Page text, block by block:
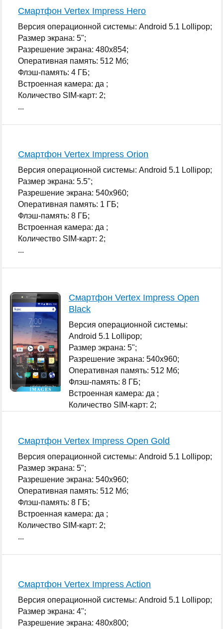
Смартфон Vertex Impress Hero
Версия операционной системы: Android 5.1 Lollipop;
Размер экрана: 5";
Разрешение экрана: 480x854;
Оперативная память: 512 Мб;
Флэш-память: 4 ГБ;
Встроенная камера: да ;
Количество SIM-карт: 2;
...
Смартфон Vertex Impress Orion
Версия операционной системы: Android 5.1 Lollipop;
Размер экрана: 5.5";
Разрешение экрана: 540x960;
Оперативная память: 1 ГБ;
Флэш-память: 8 ГБ;
Встроенная камера: да ;
Количество SIM-карт: 2;
...
Смартфон Vertex Impress Open
Black
Версия операционной системы:
Android 5.1 Lollipop;
Размер экрана: 5";
Разрешение экрана: 540x960;
Оперативная память: 512 Мб;
Флэш-память: 8 ГБ;
Встроенная камера: да ;
Количество SIM-карт: 2;
Смартфон Vertex Impress Open Gold
Версия операционной системы: Android 5.1 Lollipop;
Размер экрана: 5";
Разрешение экрана: 540x960;
Оперативная память: 512 Мб;
Флэш-память: 8 ГБ;
Встроенная камера: да ;
Количество SIM-карт: 2;
...
Смартфон Vertex Impress Action
Версия операционной системы: Android 5.1 Lollipop;
Размер экрана: 4";
Разрешение экрана: 480x800;